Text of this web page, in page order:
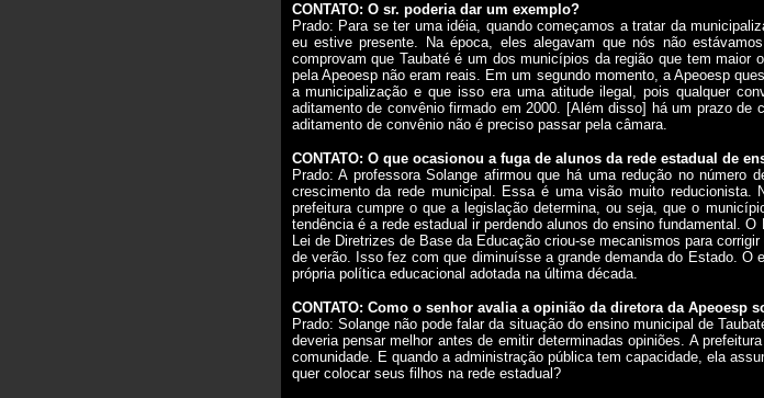
CONTATO: O sr. poderia dar um exemplo?
Prado: Para se ter uma idéia, quando começamos a tratar da
eu estive presente. Na época, eles alegavam que nós não
comprovam que Taubaté é um dos municípios da região que tem maior
pela Apeoesp não eram reais. Em um segundo momento, a Apeoesp
a municipalização e que isso era uma atitude ilegal, pois qualquer
aditamento de convênio firmado em 2000. [Além disso] há um prazo
aditamento de convênio não é preciso passar pela câmara.
CONTATO: O que ocasionou a fuga de alunos da rede estadual de
Prado: A professora Solange afirmou que há uma redução no
crescimento da rede municipal. Essa é uma visão muito
prefeitura cumpre o que a legislação determina, ou seja, que o
tendência é a rede estadual ir perdendo alunos do ensino fundamental.
Lei de Diretrizes de Base da Educação criou-se mecanismos para
de verão. Isso fez com que diminuísse a grande demanda do Estado.
própria política educacional adotada na última década.
CONTATO: Como o senhor avalia a opinião da diretora da Apeoesp
Prado: Solange não pode falar da situação do ensino municipal de
deveria pensar melhor antes de emitir determinadas opiniões. A
comunidade. E quando a administração pública tem capacidade, ela
quer colocar seus filhos na rede estadual?